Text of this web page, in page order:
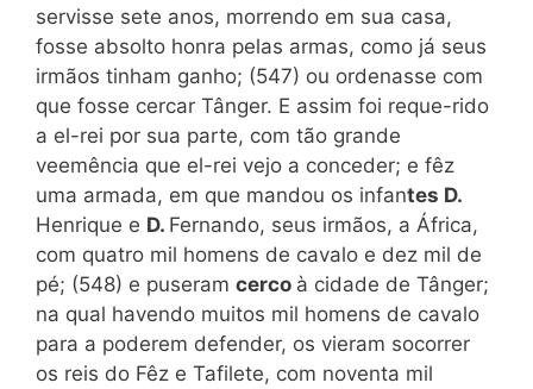
servisse sete anos, morrendo em sua casa,
fosse absolto honra pelas armas, como já seus
irmãos tinham ganho; (547) ou ordenasse com
que fosse cercar Tânger. E assim foi reque-rido
a el-rei por sua parte, com tão grande
veemência que el-rei vejo a conceder; e fêz
uma armada, em que mandou os infantes D.
Henrique e D. Fernando, seus irmãos, a África,
com quatro mil homens de cavalo e dez mil de
pé; (548) e puseram cerco à cidade de Tânger;
na qual havendo muitos mil homens de cavalo
para a poderem defender, os vieram socorrer
os reis do Fêz e Tafilete, com noventa mil